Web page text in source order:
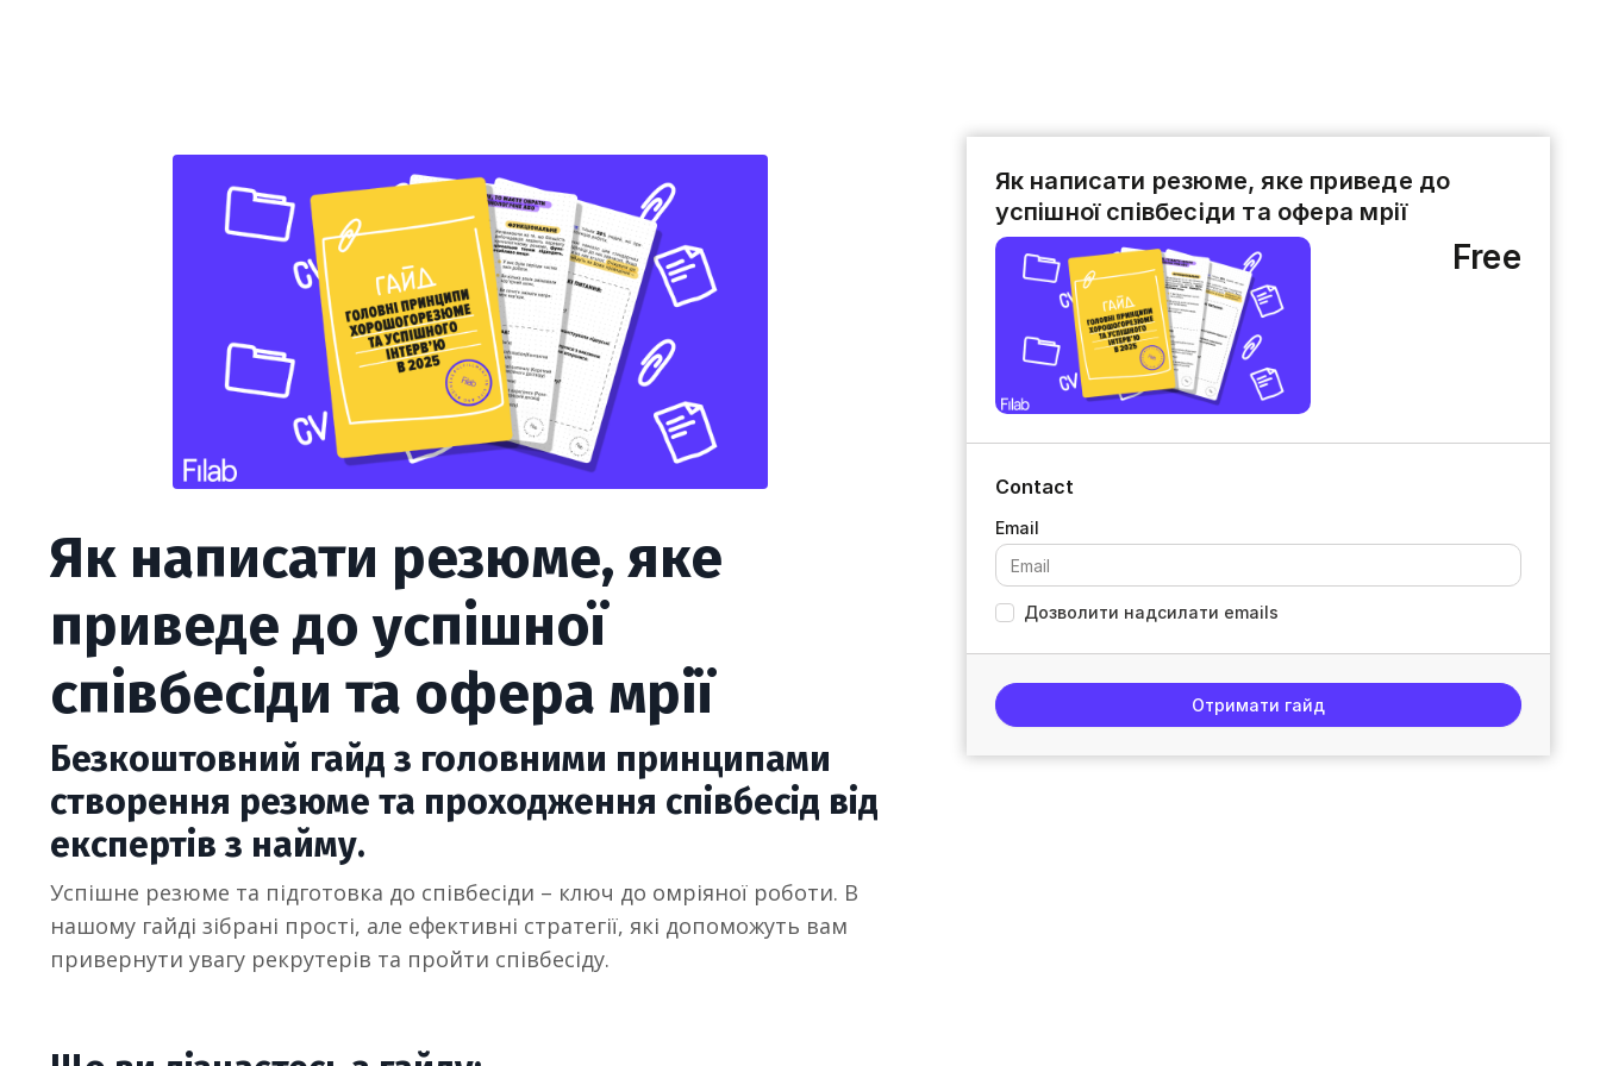
Як написати резюме, яке
приведе до успішної
співбесіди та офера мрії
Безкоштовний гайд з головними принципами
створення резюме та проходження співбесід від
експертів з найму.
Успішне резюме та підготовка до співбесіди – ключ до омріяної роботи. В
нашому гайді зібрані прості, але ефективні стратегії, які допоможуть вам
привернути увагу рекрутерів та пройти співбесіду.
Як написати резюме, яке приведе до
успішної співбесіди та офера мрії
Free
Contact
Дозволити надсилати emails
Отримати гайд